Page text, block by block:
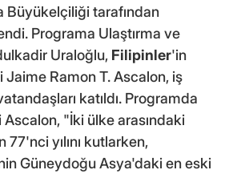
Büyükelçiliği tarafından
Programa Ulaştırma ve
Uraloğlu, Filipinler'in
Ramon T. Ascalon, iş
katıldı. Programda
"İki ülke arasındaki
yılını kutlarken,
Güneydoğu Asya'daki en eski